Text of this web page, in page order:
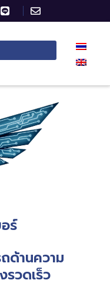
ร์
ด้านความ
วดเร็ว